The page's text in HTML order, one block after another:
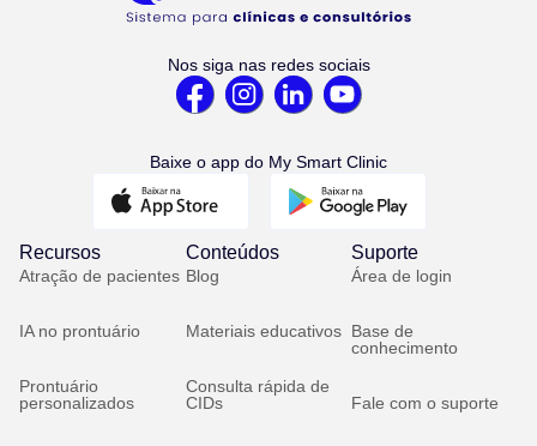
Nos siga nas redes sociais
Baixe o app do My Smart Clinic
Recursos
Atração de pacientes
IA no prontuário
Prontuário
personalizados
Conteúdos
Blog
Materiais educativos
Consulta rápida de
CIDs
Suporte
Área de login
Base de
conhecimento
Fale com o suporte